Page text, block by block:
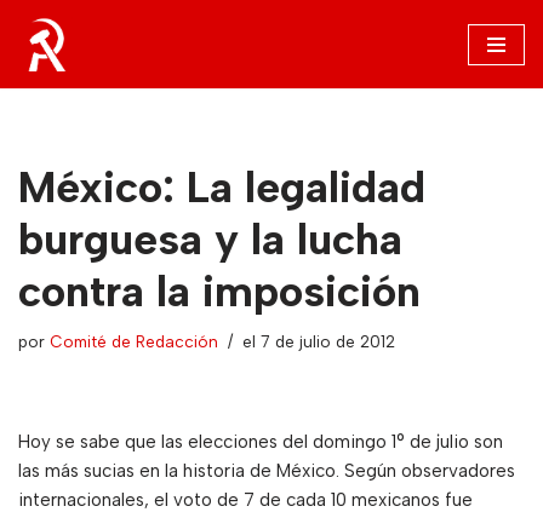
Saltar
al
México: La legalidad
burguesa y la lucha
contra la imposición
por Comité de Redacción el 7 de julio de 2012
Hoy se sabe que las elecciones del domingo 1° de julio son
las más sucias en la historia de México. Según observadores
internacionales, el voto de 7 de cada 10 mexicanos fue